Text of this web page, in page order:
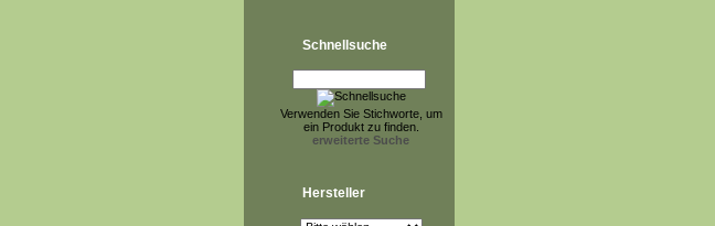
Schnellsuche
Verwenden Sie Stichworte, um
ein Produkt zu finden.
erweiterte Suche
Hersteller